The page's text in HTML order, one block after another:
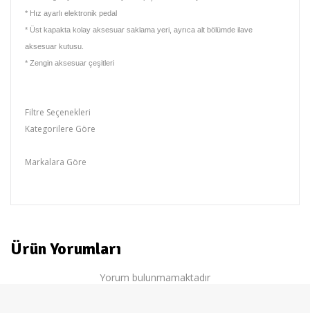
* Hız ayarlı elektronik pedal
* Üst kapakta kolay aksesuar saklama yeri, ayrıca alt bölümde ilave
aksesuar kutusu.
* Zengin aksesuar çeşitleri
Filtre Seçenekleri
Kategorilere Göre
Markalara Göre
Ürün Yorumları
Yorum bulunmamaktadır